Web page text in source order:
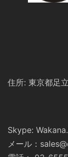
住所: 東京都足
Skype:
メール：